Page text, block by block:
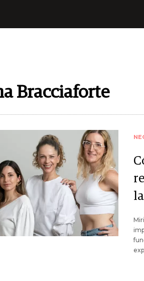
Bracciaforte